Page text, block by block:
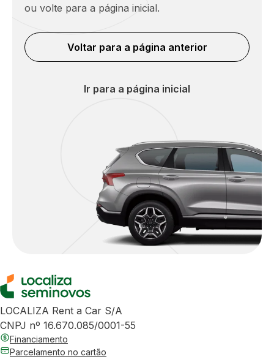
ou volte para a página inicial.
Voltar para a página anterior
Ir para a página inicial
LOCALIZA Rent a Car S/A
CNPJ nº 16.670.085/0001-55
Financiamento
Parcelamento no cartão